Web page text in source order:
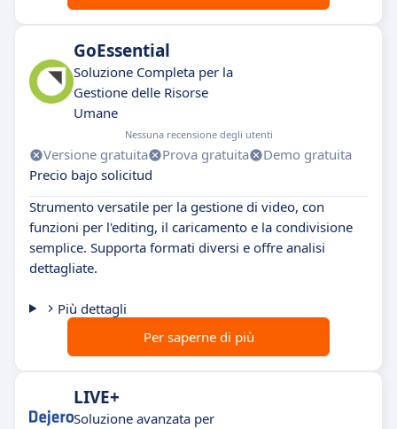
GoEssential
Soluzione Completa per la
Gestione delle Risorse
Umane
Nessuna recensione degli utenti
Versione gratuita Prova gratuita
Demo gratuita
Precio bajo solicitud
Strumento versatile per la gestione di video, con
funzioni per l'editing, il caricamento e la condivisione
semplice. Supporta formati diversi e offre analisi
dettagliate.
Più dettagli
Per saperne di più
LIVE+
Soluzione avanzata per